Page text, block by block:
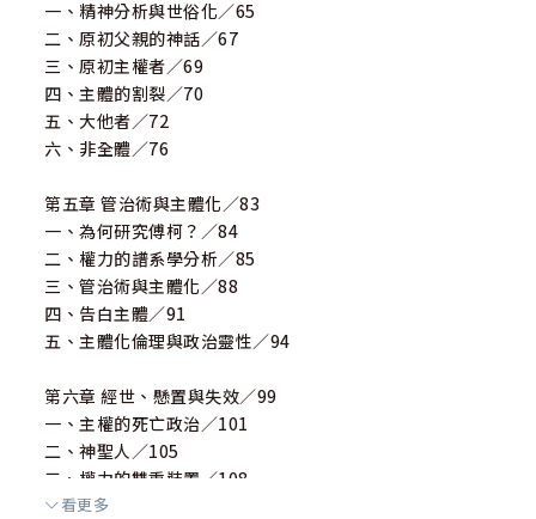
一、精神分析與世俗化／65
二、原初父親的神話／67
三、原初主權者／69
四、主體的割裂／70
五、大他者／72
六、非全體／76
第五章 管治術與主體化／83
一、為何研究傅柯？／84
二、權力的譜系學分析／85
三、管治術與主體化／88
四、告白主體／91
五、主體化倫理與政治靈性／94
第六章 經世、懸置與失效／99
一、主權的死亡政治／101
二、神聖人／105
三、權力的雙重裝置／108
四、經世／110
看更多